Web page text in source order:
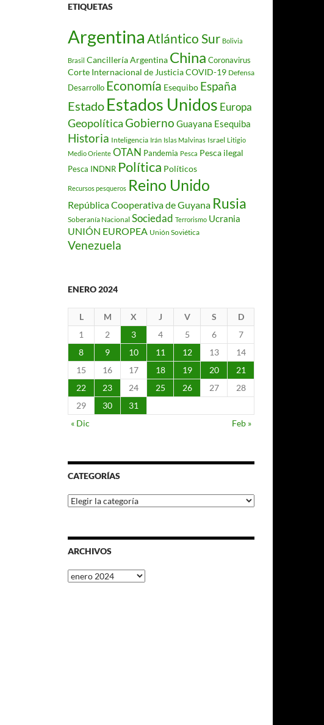
ETIQUETAS
Argentina Atlántico Sur Bolivia
Brasil Cancillería Argentina China Coronavirus
Corte Internacional de JusticiaCOVID-19 Defensa
Desarrollo Economía Esequibo España
Estado Estados Unidos Europa
GeopolíticaGobierno Guayana Esequiba
Historia Inteligencia Irán Islas Malvinas Israel Litigio
Medio Oriente OTAN Pandemia Pesca Pesca ilegal
Pesca INDNR Política Políticos
Recursos pesqueros Reino Unido
República Cooperativa de Guyana Rusia
Soberanía Nacional Sociedad Terrorismo Ucrania
UNIÓN EUROPEA Unión Soviética
Venezuela
ENERO 2024
L M X J V S
D
1
2 3 4 5 6
7
8
9 10 11 12 13
14
15
16 17 18 19 20
21
22
23 24 25 26 27
28
29
30
31
« Dic
Feb »
CATEGORÍAS
Categorías
ARCHIVOS
Archivos